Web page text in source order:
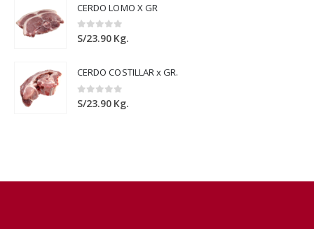
CERDO LOMO X GR
0out of 5
S/23.90 Kg.
CERDO COSTILLAR x GR.
0out of 5
S/23.90 Kg.